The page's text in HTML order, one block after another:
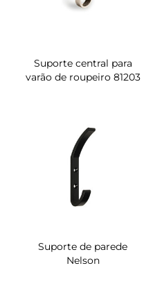
Suporte central para
varão de roupeiro 81203
Suporte de parede
Nelson